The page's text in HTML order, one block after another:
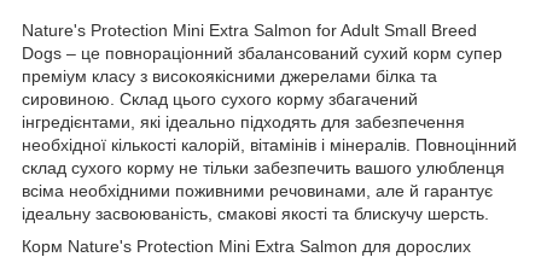
Nature's Protection Mini Extra Salmon for Adult Small Breed
Dogs – це повнораціонний збалансований сухий корм супер
преміум класу з високоякісними джерелами білка та
сировиною. Склад цього сухого корму збагачений
інгредієнтами, які ідеально підходять для забезпечення
необхідної кількості калорій, вітамінів і мінералів. Повноцінний
склад сухого корму не тільки забезпечить вашого улюбленця
всіма необхідними поживними речовинами, але й гарантує
ідеальну засвоюваність, смакові якості та блискучу шерсть.
Корм Nature's Protection Mini Extra Salmon для дорослих